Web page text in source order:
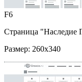
F6
Страница "Наследие
Размер: 260x340